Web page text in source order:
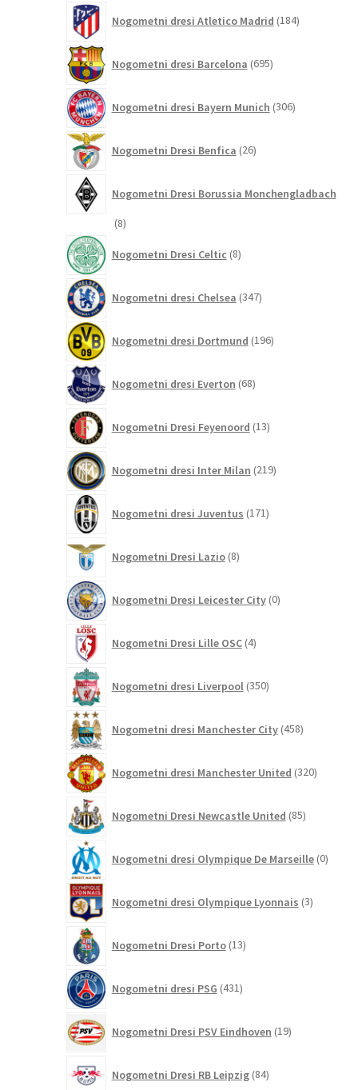
Nogometni dresi Atletico Madrid 184izdelkov
Nogometni dresi Barcelona 695izdelkov
Nogometni dresi Bayern Munich 306izdelkov
Nogometni Dresi Benfica 26izdelkov
Nogometni Dresi Borussia Monchengladbach
88
Nogometni Dresi Celtic 8izdelkov
Nogometni dresi Chelsea 347izdelkov
Nogometni dresi Dortmund 196izdelkov
Nogometni dresi Everton 68izdelkov
Nogometni Dresi Feyenoord 13izdelkov
Nogometni dresi Inter Milan 219izdelkov
Nogometni dresi Juventus 171izdelkov
Nogometni Dresi Lazio 8izdelkov
Nogometni Dresi Leicester City 0izdelkov
Nogometni Dresi Lille OSC 4izdelki
Nogometni dresi Liverpool 350izdelkov
Nogometni dresi Manchester City 458izdelkov
Nogometni dresi Manchester United 320izdelkov
Nogometni Dresi Newcastle United 85izdelkov
Nogometni dresi Olympique De Marseille 0
Nogometni dresi Olympique Lyonnais 3izdelki
Nogometni Dresi Porto 13izdelkov
Nogometni dresi PSG 431izdelkov
Nogometni Dresi PSV Eindhoven 19izdelkov
Nogometni Dresi RB Leipzig 84izdelkov